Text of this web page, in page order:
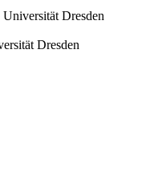
Dresden
Dresden